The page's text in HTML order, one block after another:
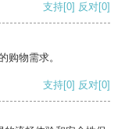
支持[0] 反对[0]
购物需求。
支持[0] 反对[0]